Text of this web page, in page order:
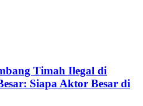
Timah Ilegal di
Siapa Aktor Besar di